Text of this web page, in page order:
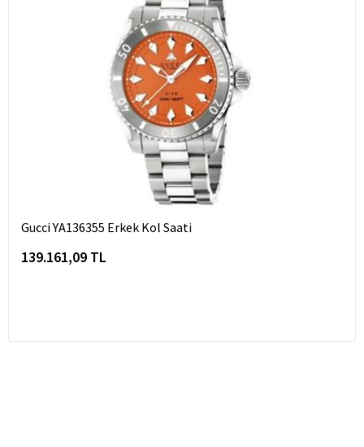
Gucci YA136355 Erkek Kol Saati
139.161,09 TL